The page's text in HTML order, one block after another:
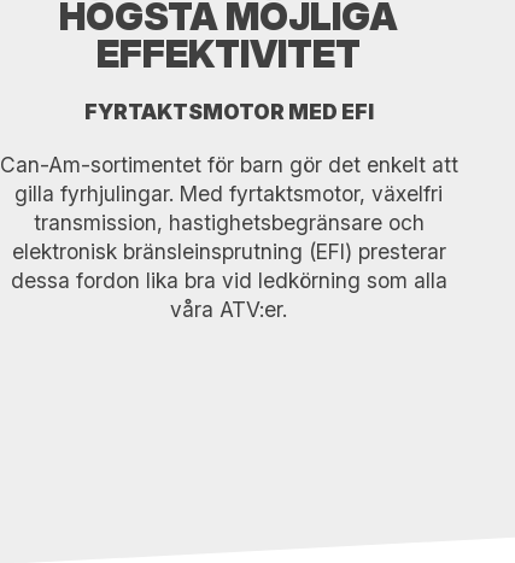
HÖGSTA MÖJLIGA
EFFEKTIVITET
FYRTAKTSMOTOR MED EFI
Can-Am-sortimentet för barn gör det enkelt att
gilla fyrhjulingar. Med fyrtaktsmotor, växelfri
transmission, hastighetsbegränsare och
elektronisk bränsleinsprutning (EFI) presterar
dessa fordon lika bra vid ledkörning som alla
våra ATV:er.